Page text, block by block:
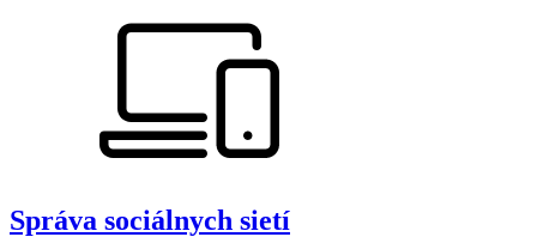
Správa sociálnych sietí